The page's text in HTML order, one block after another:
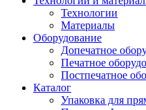
Технологии
Материалы
Оборудование
Допечатное
Печатное
Постпечатное
Каталог
Упаковка для